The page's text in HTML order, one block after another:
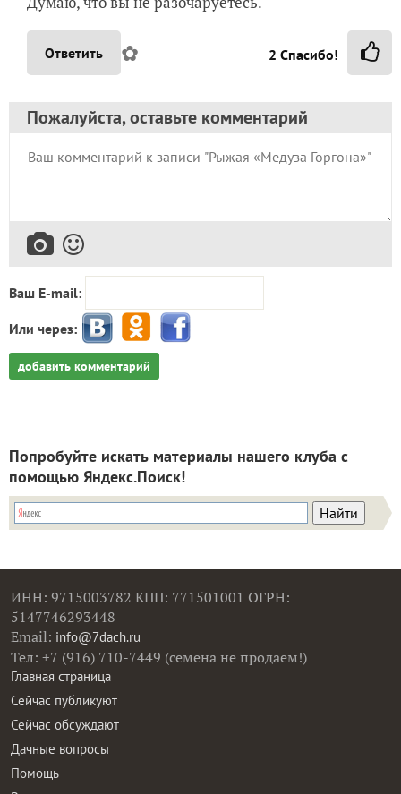
Ответить ✿ 2 Спасибо!
Пожалуйста, оставьте комментарий
Ваш E-mail:
Или через:
добавить комментарий
Попробуйте искать материалы нашего клуба с
помощью Яндекс.Поиск!
ИНН: 9715003782 КПП: 771501001 ОГРН:
5147746293448
Email: info@7dach.ru
Тел: +7 (916) 710-7449 (семена не продаем!)
Главная страница
Сейчас публикуют
Сейчас обсуждают
Дачные вопросы
Помощь